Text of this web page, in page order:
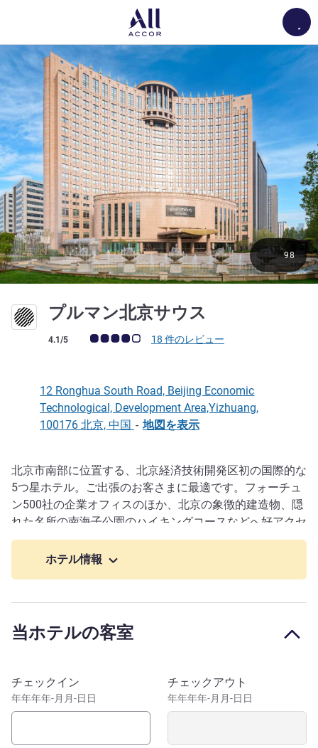
プルマン北京サウス
お客さまの声 (確認済みレビュー アコーホテルズ)
4.1/5 18 件のレビュー
98
12 Ronghua South Road, Beijing Economic
Technological, Development Area,Yizhuang,
100176 北京, 中国 - 地図を表示
説明
北京市南部に位置する、北京経済技術開発区初の国際的な
5つ星ホテル。ご出張のお客さまに最適です。フォーチュ
ン500社の企業オフィスのほか、北京の象徴的建造物、隠
れた名所の南海子公園のハイキングコースなどへ好アクセ
ス。短時間でも観光をお楽しみいただけます!
ホテル情報
当ホテルの客室
このホテルを予約
チェックイン
年年年年-月月-日日
チェックアウト
年年年年-月月-日日